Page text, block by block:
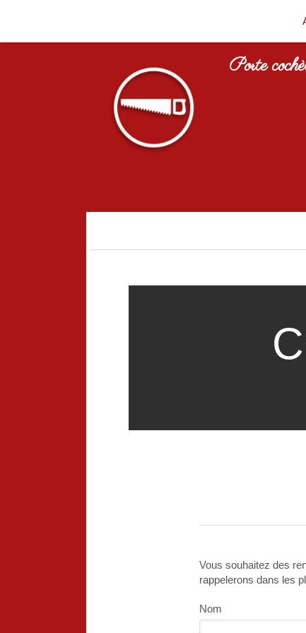
Porte
Vous souhaitez des
rappelerons dans les
Nom